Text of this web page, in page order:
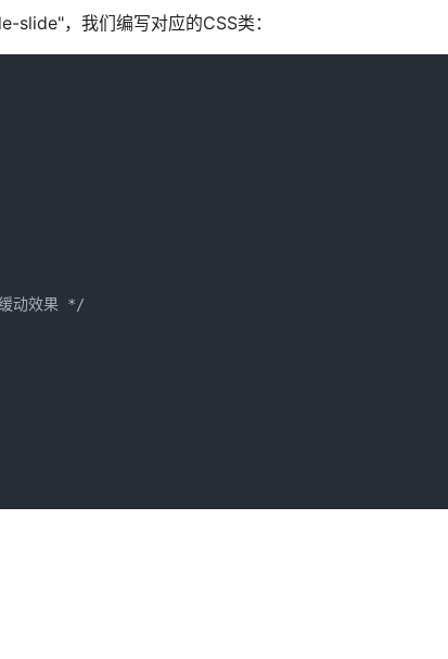
slide"，我们编写对应的CSS类：
动效果 */